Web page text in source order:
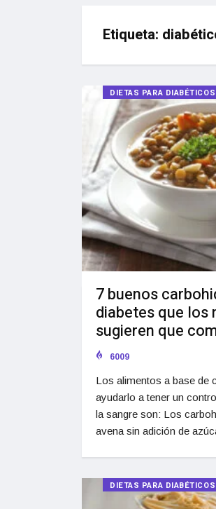
Etiqueta:
DIETAS PARA DIABÉTICOS
7 buenos
diabetes que
sugieren que
6009
Los alimentos a base de
ayudarlo a tener un
la sangre son: Los
avena sin adición de
DIETAS PARA DIABÉTICOS